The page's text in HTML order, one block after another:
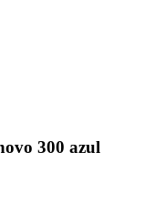
300 azul